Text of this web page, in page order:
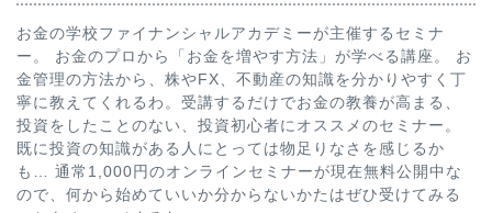
お金の学校ファイナンシャルアカデミーが主催するセミナ
ー。 お金のプロから「お金を増やす方法」が学べる講座。 お
金管理の方法から、株やFX、不動産の知識を分かりやすく丁
寧に教えてくれるわ。受講するだけでお金の教養が高まる、
投資をしたことのない、投資初心者にオススメのセミナー。
既に投資の知識がある人にとっては物足りなさを感じるか
も… 通常1,000円のオンラインセミナーが現在無料公開中な
ので、何から始めていいか分からないかたはぜひ受けてみる